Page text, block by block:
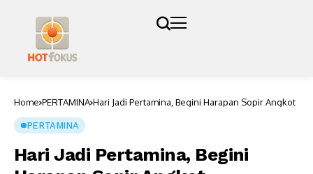
Home PERTAMINA Hari Jadi Pertamina, Begini Harapan Sopir Angkot
PERTAMINA
Hari Jadi Pertamina, Begini